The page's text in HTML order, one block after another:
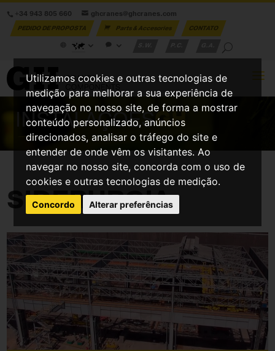
Utilizamos cookies e outras tecnologias de
medição para melhorar a sua experiência de
navegação no nosso site, de forma a mostrar
conteúdo personalizado, anúncios
direcionados, analisar o tráfego do site e
entender de onde vêm os visitantes. Ao
navegar no nosso site, concorda com o uso de
cookies e outras tecnologias de medição.
Concordo Alterar preferências
+34 943 805 660 ghcranes@ghcranes.com
PEDIDO DE PROPOSTA Parts & Accesories
CONTATO
INSTALAÇÕESGH
SIDERURGIA